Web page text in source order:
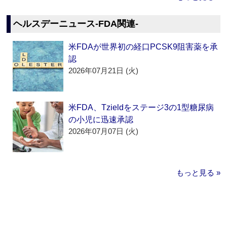
ヘルスデーニュース‐FDA関連‐
米FDAが世界初の経口PCSK9阻害薬を承
認
2026年07月21日 (火)
米FDA、Tzieldをステージ3の1型糖尿病
の小児に迅速承認
2026年07月07日 (火)
もっと見る »